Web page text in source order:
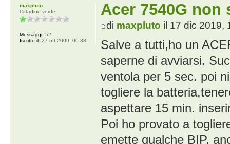
Acer 7540G non
di maxpluto il 17 dic 2019,
Salve a tutti,ho un
saperne di avviarsi.
ventola per 5 sec. poi
togliere la
aspettare 15 min.
Poi ho provato a
emette qualche BIP,
maxpluto
Cittadino verde
Messaggi: 52
Iscritto il: 27 ott 2009, 00:38